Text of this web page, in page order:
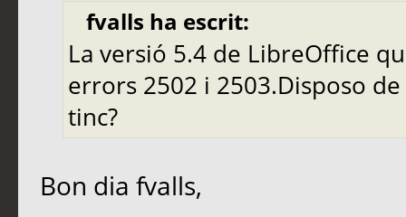
fvalls ha escrit:
La versió 5.4 de LibreOffice
errors 2502 i 2503.Disposo
tinc?
Bon dia fvalls,